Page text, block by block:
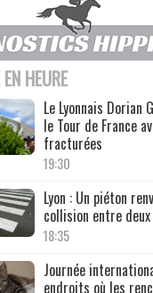
HEURE
Le Lyonnais Dorian
le Tour de France
fracturées
19:30
Lyon : Un piéton
collision entre
18:35
Journée
endroits où les